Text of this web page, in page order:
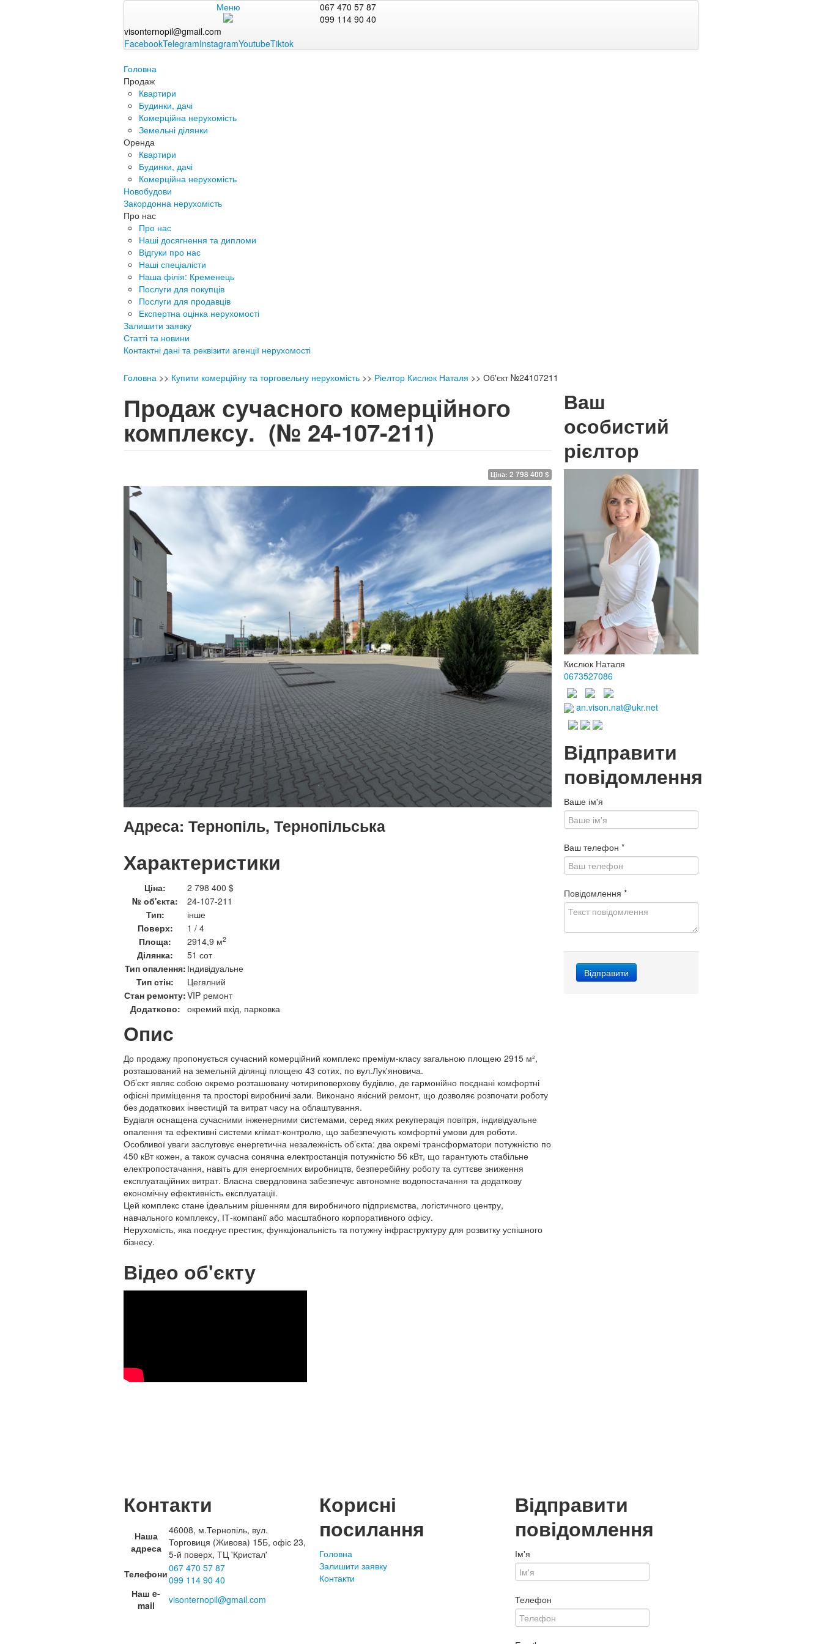
Меню
067 470 57 87
099 114 90 40
visonternopil@gmail.com
FacebookTelegramInstagramYoutubeTiktok
Головна
Продаж
Квартири
Будинки, дачі
Комерційна нерухомість
Земельні ділянки
Оренда
Квартири
Будинки, дачі
Комерційна нерухомість
Новобудови
Закордонна нерухомість
Про нас
Про нас
Наші досягнення та дипломи
Відгуки про нас
Наші спеціалісти
Наша філія: Кременець
Послуги для покупців
Послуги для продавців
Експертна оцінка нерухомості
Залишити заявку
Статті та новини
Контактні дані та реквізити агенції нерухомості
Головна >> Купити комерційну та торговельну нерухомість >> Ріелтор Кислюк Наталя >> Об'єкт №24107211
Продаж сучасного комерційного
комплексу. (№ 24-107-211)
Ціна: 2 798 400 $
Адреса: Тернопіль, Тернопільська
Характеристики
Ціна:
2 798 400 $
№ об'єкта:
24-107-211
Тип:
інше
Поверх:
1 / 4
Площа:
2914,9 м2
Ділянка:
51 сот
Тип опалення: Індивідуальне
Тип стін:
Цегялний
Стан ремонту:VIP ремонт
Додатково: окремий вхід, парковка
Опис
До продажу пропонується сучасний комерційний комплекс преміум-класу загальною площею 2915 м²,
розташований на земельній ділянці площею 43 сотих, по вул.Лук'яновича.
Об’єкт являє собою окремо розташовану чотириповерхову будівлю, де гармонійно поєднані комфортні
офісні приміщення та просторі виробничі зали. Виконано якісний ремонт, що дозволяє розпочати роботу
без додаткових інвестицій та витрат часу на облаштування.
Будівля оснащена сучасними інженерними системами, серед яких рекуперація повітря, індивідуальне
опалення та ефективні системи клімат-контролю, що забезпечують комфортні умови для роботи.
Особливої уваги заслуговує енергетична незалежність об’єкта: два окремі трансформатори потужністю по
450 кВт кожен, а також сучасна сонячна електростанція потужністю 56 кВт, що гарантують стабільне
електропостачання, навіть для енергоємних виробництв, безперебійну роботу та суттєве зниження
експлуатаційних витрат. Власна свердловина забезпечує автономне водопостачання та додаткову
економічну ефективність експлуатації.
Цей комплекс стане ідеальним рішенням для виробничого підприємства, логістичного центру,
навчального комплексу, ІТ-компанії або масштабного корпоративного офісу.
Нерухомість, яка поєднує престиж, функціональність та потужну інфраструктуру для розвитку успішного
бізнесу.
Відео об'єкту
Ваш
особистий
рієлтор
Кислюк Наталя
0673527086
an.vison.nat@ukr.net
Відправити
повідомлення
Ваше ім'я
Ваш телефон *
Повідомлення *
Контакти
Наша
адреса
46008, м.Тернопіль, вул.
Торговиця (Живова) 15Б, офіс 23,
5-й поверх, ТЦ 'Кристал'
Телефони067 470 57 87
099 114 90 40
Наш e-
mail
visonternopil@gmail.com
Корисні
посилання
Головна
Залишити заявку
Контакти
Відправити
повідомлення
Ім'я
Телефон